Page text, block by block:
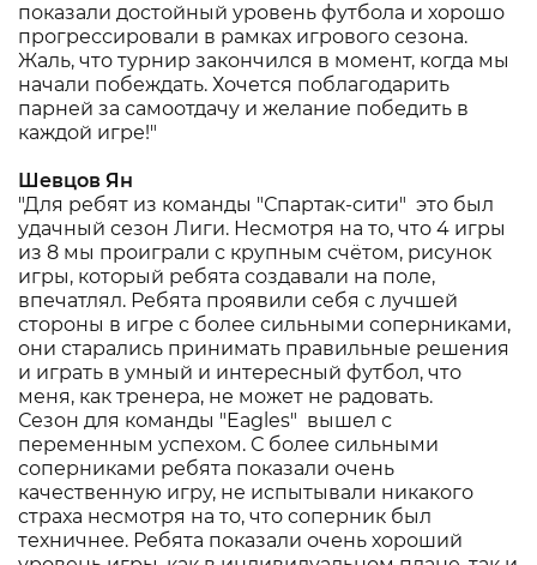
показали достойный уровень футбола и хорошо
прогрессировали в рамках игрового сезона.
Жаль, что турнир закончился в момент, когда мы
начали побеждать. Хочется поблагодарить
парней за самоотдачу и желание победить в
каждой игре!"
Шевцов Ян
"Для ребят из команды "Спартак-сити" это был
удачный сезон Лиги. Несмотря на то, что 4 игры
из 8 мы проиграли с крупным счётом, рисунок
игры, который ребята создавали на поле,
впечатлял. Ребята проявили себя с лучшей
стороны в игре с более сильными соперниками,
они старались принимать правильные решения
и играть в умный и интересный футбол, что
меня, как тренера, не может не радовать.
Сезон для команды "Eagles" вышел с
переменным успехом. С более сильными
соперниками ребята показали очень
качественную игру, не испытывали никакого
страха несмотря на то, что соперник был
техничнее. Ребята показали очень хороший